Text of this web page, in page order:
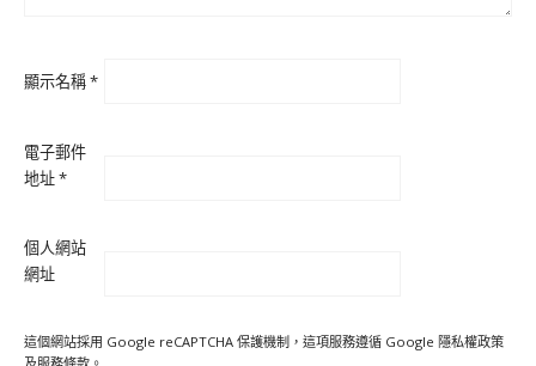
顯示名稱*
電子郵件
地址*
個人網站
網址
這個網站採用 Google reCAPTCHA 保護機制，這項服務遵循 Google 隱私權政策